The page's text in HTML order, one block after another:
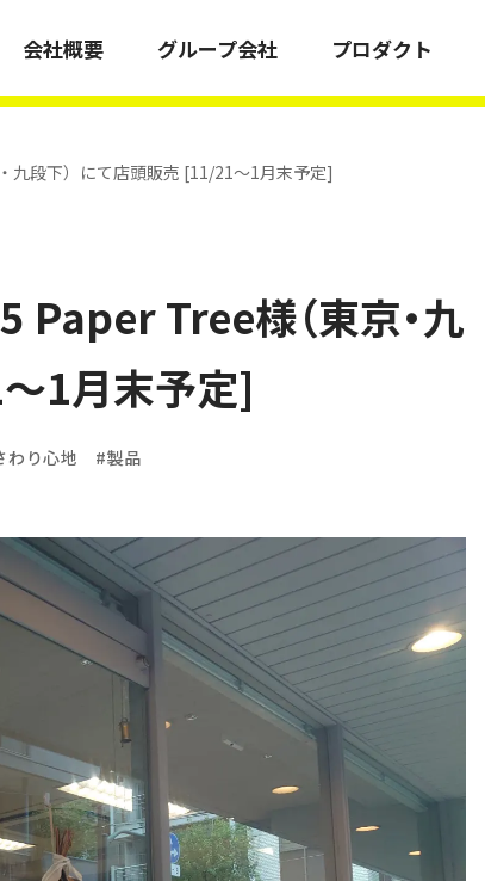
会社概要 グループ会社 プロダクト
九段下）にて店頭販売 [11/21～1月末予定]
Paper Tree様（東京・九
1月末予定]
わり心地 製品